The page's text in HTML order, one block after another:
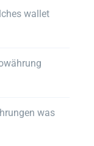
wallet
was